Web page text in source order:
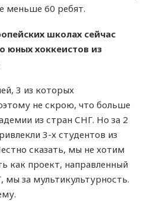
меньше 60 ребят.
школах сейчас
юных хоккеистов из
3 из которых
не скрою, что больше
из стран СНГ. Но за 2
3-х студентов из
сказать, мы не хотим
как проект, направленный
мы за мультикультурность.